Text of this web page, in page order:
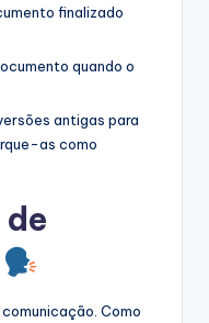
finalizado
quando o
antigas para
as como
Como